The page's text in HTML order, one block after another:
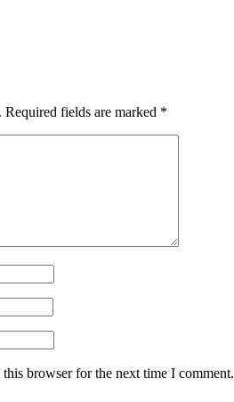
Required fields are marked *
browser for the next time I comment.